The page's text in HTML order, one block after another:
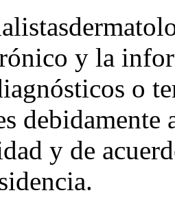
y la
o
debidamente
y de